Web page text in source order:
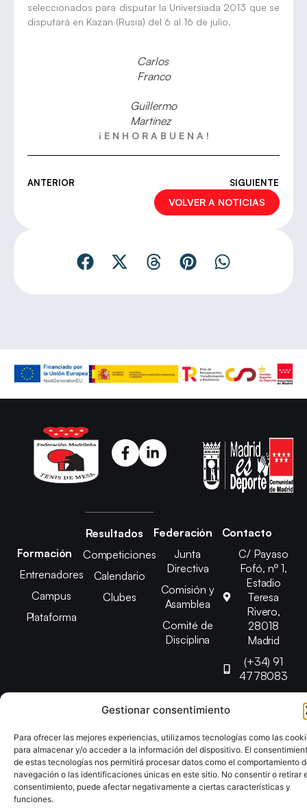
Gestionar consentimiento
Para ofrecer las mejores experiencias, utilizamos tecnologías como las
para almacenar y/o acceder a la información del dispositivo. El
de estas tecnologías nos permitirá procesar datos como el comportamiento
navegación o las identificaciones únicas en este sitio. No consentir o retirar
consentimiento, puede afectar negativamente a ciertas características y
funciones.
seleccionados para disputar la Universiada 2013 que se
disputará en Kazan (Rusia) del 6 al 16 de julio.
Carlos
Franco
Guillermo
Martínez
¡ E N H O R A B U E N A !
ANTERIOR SIGUIENTE
VOLVER A NOTICIAS
Formación
Entrenadores
Campus
Plataforma
Resultados
Competiciones
Calendario
Clubes
Federación
Junta
Directiva
Comisión y
Asamblea
Comité de
Disciplina
Contacto
C/ Payaso
Fofó, nº 1,
Estadio
Teresa
Rivero,
28018
Madrid
(+34) 91
4778083
Copyright © 2025 Federación Madrileña de Tenis de Mesa |
Desarrollado porTOOOLS
Aviso LegalPolítica de CookiesPolítica de Privacidad